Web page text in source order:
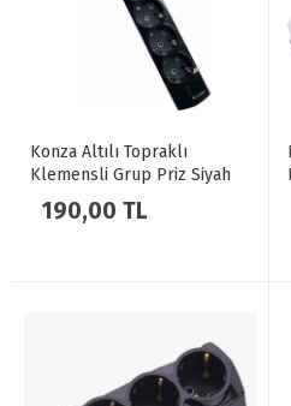
Konza Altılı Topraklı
Klemensli Grup Priz Siyah
190,00 TL